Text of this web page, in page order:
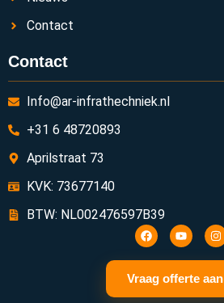
Contact
Contact
Info@ar-infrathechniek.nl
+31 6 48720893
Aprilstraat 73
KVK: 73677140
BTW: NL002476597B39
Vraag offerte aan